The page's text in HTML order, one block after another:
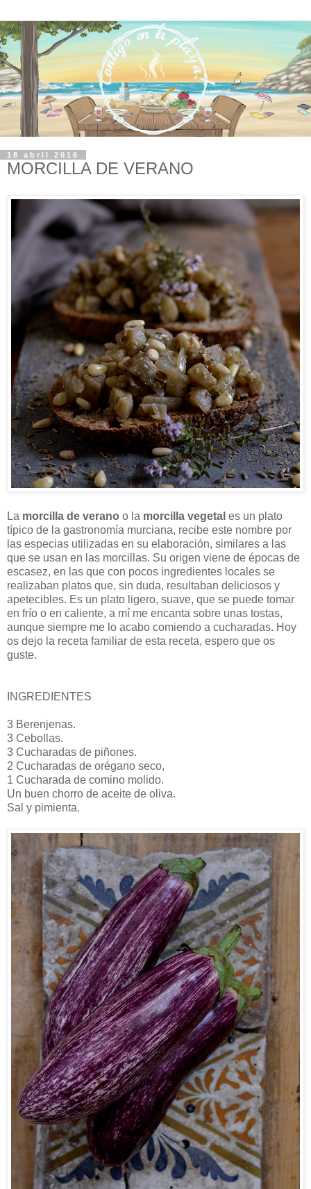
18 abril 2016
MORCILLA DE VERANO
La morcilla de verano o la morcilla vegetal es un plato
típico de la gastronomía murciana, recibe este nombre por
las especias utilizadas en su elaboración, similares a las
que se usan en las morcillas. Su origen viene de épocas de
escasez, en las que con pocos ingredientes locales se
realizaban platos que, sin duda, resultaban deliciosos y
apetecibles. Es un plato ligero, suave, que se puede tomar
en frío o en caliente, a mí me encanta sobre unas tostas,
aunque siempre me lo acabo comiendo a cucharadas. Hoy
os dejo la receta familiar de esta receta, espero que os
guste.
INGREDIENTES
3 Berenjenas.
3 Cebollas.
3 Cucharadas de piñones.
2 Cucharadas de orégano seco,
1 Cucharada de comino molido.
Un buen chorro de aceite de oliva.
Sal y pimienta.